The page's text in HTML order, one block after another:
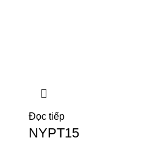
Đọc tiếp
NYPT15